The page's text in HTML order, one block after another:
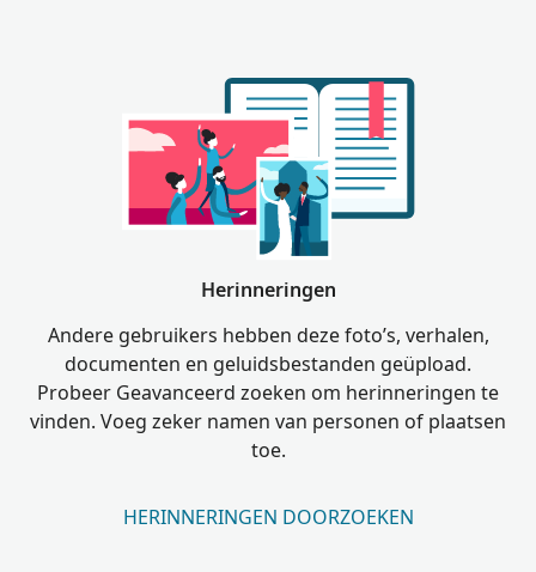
Herinneringen
Andere gebruikers hebben deze foto’s, verhalen,
documenten en geluidsbestanden geüpload.
Probeer Geavanceerd zoeken om herinneringen te
vinden. Voeg zeker namen van personen of plaatsen
toe.
HERINNERINGEN DOORZOEKEN